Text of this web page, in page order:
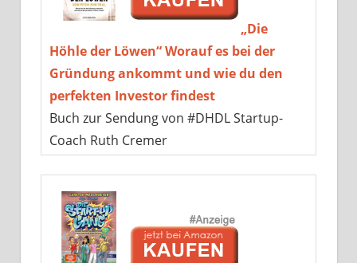
„Die
Höhle der Löwen“ Worauf es bei der
Gründung ankommt und wie du den
perfekten Investor findest
Buch zur Sendung von #DHDL Startup-
Coach Ruth Cremer